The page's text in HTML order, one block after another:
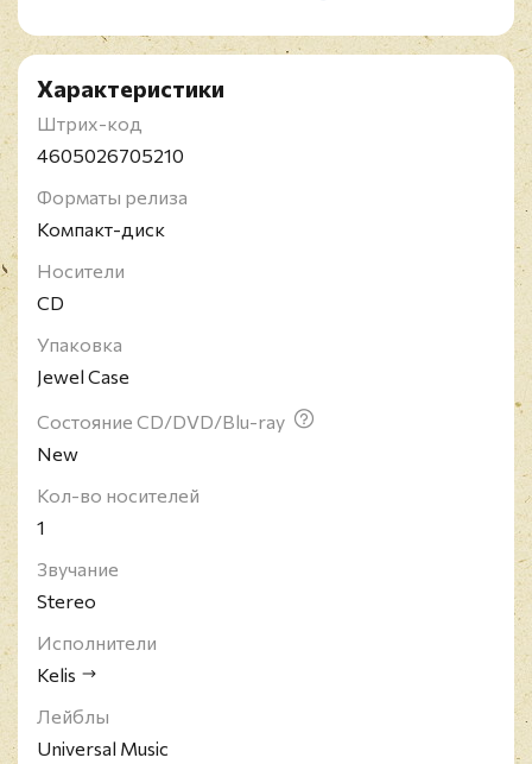
Характеристики
Штрих-код
4605026705210
Форматы релиза
Компакт-диск
Носители
CD
Упаковка
Jewel Case
Состояние CD/DVD/Blu-ray
New
Кол-во носителей
1
Звучание
Stereo
Исполнители
Kelis
Лейблы
Universal Music